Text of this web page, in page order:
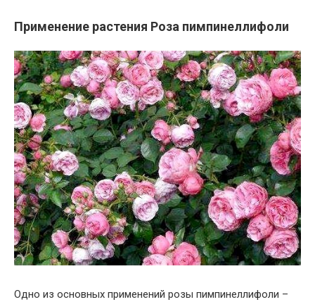
Применение растения Роза пимпинеллифоли
Одно из основных применений розы пимпинеллифоли –